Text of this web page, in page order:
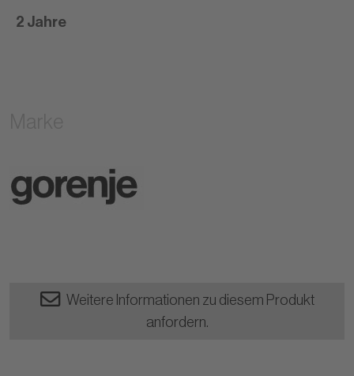
2 Jahre
Weitere Informationen zu diesem Produkt
anfordern.